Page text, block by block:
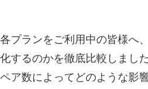
プランをご利用中の皆様へ
するのかを徹底比較しまし
ア数によってどのような影